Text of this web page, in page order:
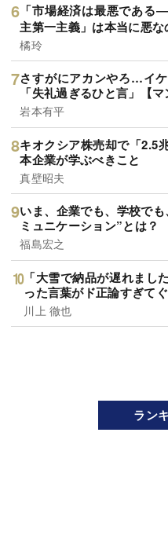
「市場経済は最悪であ
主第一主義」は本当に悪な
橘玲
さすがにアカンやろ…イ
「失礼過ぎるひと言」【マ
岩本有平
キオクシア株売却で「2.5
本企業が学ぶべきこと
真壁昭夫
いま、企業でも、学校で
ミュニケーション”とは？
福島宏之
「大雪で納品が遅れまし
った言葉がド正論すぎて
川上 徹也
ラン